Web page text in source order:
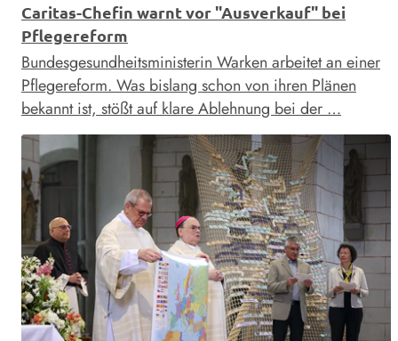
Caritas-Chefin warnt vor "Ausverkauf" bei
Pflegereform
Bundesgesundheitsministerin Warken arbeitet an einer
Pflegereform. Was bislang schon von ihren Plänen
bekannt ist, stößt auf klare Ablehnung bei der …